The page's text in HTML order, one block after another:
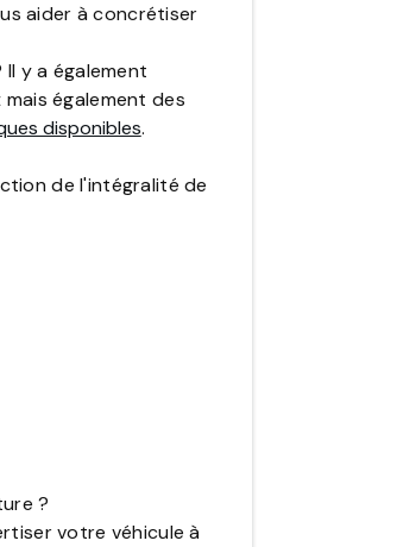
aider à concrétiser
y a également
également des
disponibles.
de l'intégralité de
?
votre véhicule à